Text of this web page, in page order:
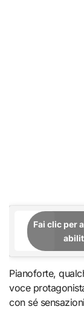
Fai clic per
Pianoforte,
voce
con sé